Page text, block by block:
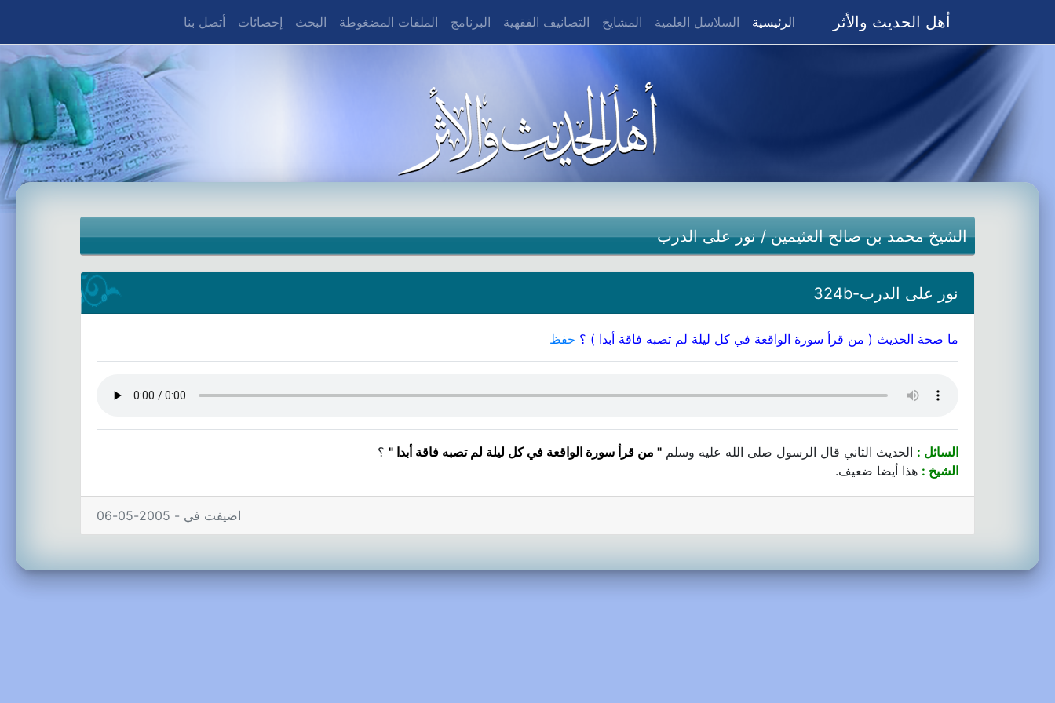
أهل الحديث والأثر الرئيسية السلاسل العلمية المشايخ التصانيف الفقهية البرنامج الملفات المضغوطة البحث إحصائات أتصل بنا
الشيخ محمد بن صالح العثيمين/نور على الدرب
نور على الدرب-324b
ما صحة الحديث ( من قرأ سورة الواقعة في كل ليلة لم تصبه فاقة أبدا ) ؟ حفظ
السائل : الحديث الثاني قال الرسول صلى الله عليه وسلم " من قرأ سورة الواقعة في كل ليلة لم تصبه فاقة أبدا " ؟
الشيخ : هذا أيضا ضعيف.
اضيفت في - 2005-05-06